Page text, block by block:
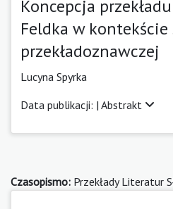
Koncepcja
Feldka w
przekładoznawczej
Lucyna Spyrka
Data publikacji: | Abstrakt
Czasopismo: Przekłady Literatur